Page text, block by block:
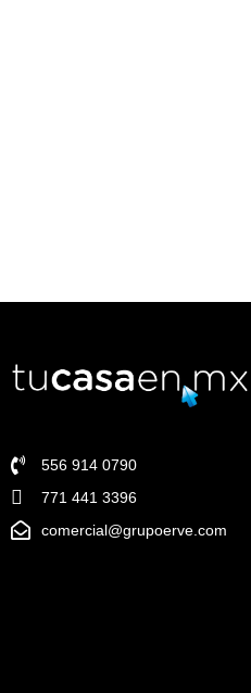
556 914 0790
771 441 3396
comercial@grupoerve.com